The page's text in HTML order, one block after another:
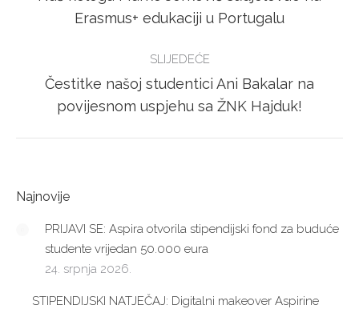
Previous
post:
Erasmus+ edukaciji u Portugalu
SLIJEDEĆE
Next
post:
Čestitke našoj studentici Ani Bakalar na
povijesnom uspjehu sa ŽNK Hajduk!
Najnovije
PRIJAVI SE: Aspira otvorila stipendijski fond za buduće
studente vrijedan 50.000 eura
24. srpnja 2026.
STIPENDIJSKI NATJEČAJ: Digitalni makeover Aspirine